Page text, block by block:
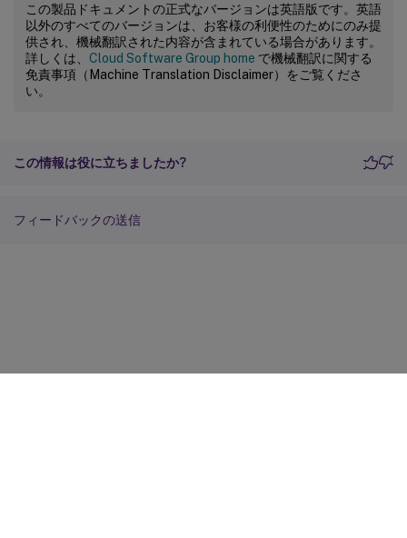
この製品ドキュメントの正式なバージョンは英語版です。英語
以外のすべてのバージョンは、お客様の利便性のためにのみ提
供され、機械翻訳された内容が含まれている場合があります。
詳しくは、 Cloud Software Group home で機械翻訳に関する
免責事項（Machine Translation Disclaimer）をご覧くださ
い。
この情報は役に立ちましたか?
フィードバックの送信